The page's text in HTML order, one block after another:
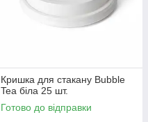
Кришка для cтакану Bubble
Tea біла 25 шт.
Готово до відправки